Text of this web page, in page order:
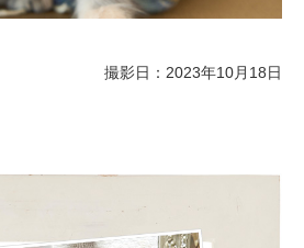
撮影日：2023年10月18日